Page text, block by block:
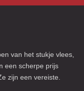
van het stukje vlees,
een scherpe prijs
zijn een vereiste.